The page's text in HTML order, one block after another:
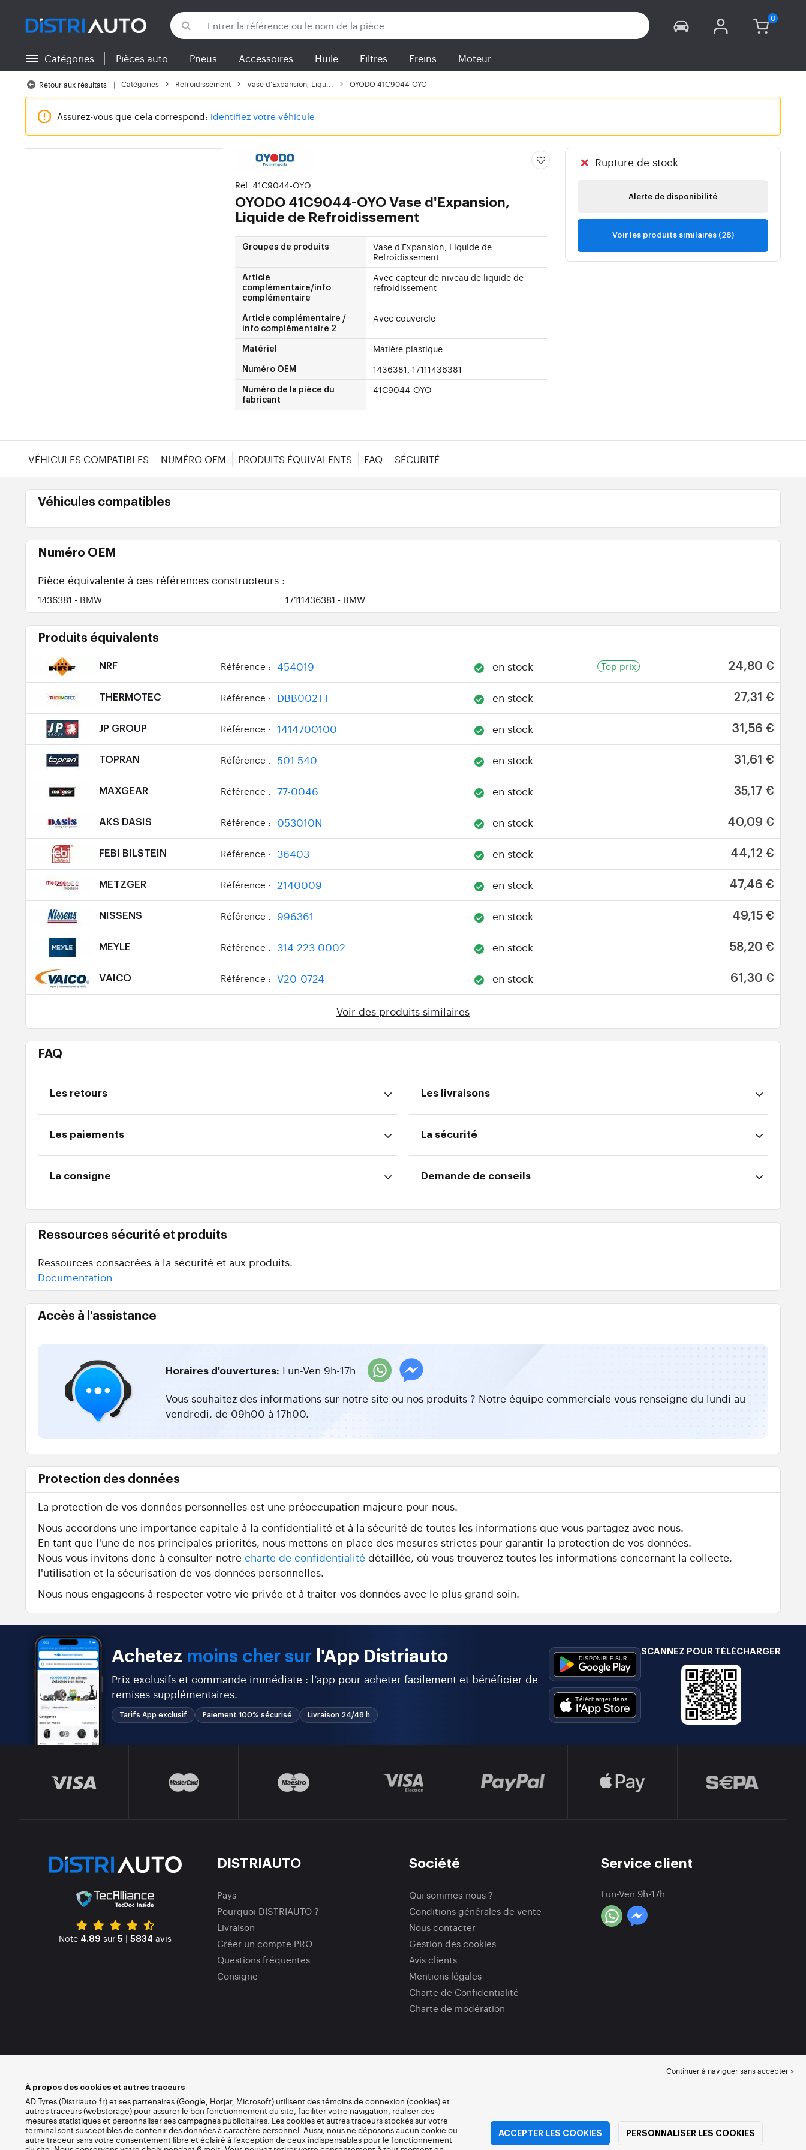
Retour aux catégories
Catégories Pièces auto Pneus Accessoires Huile Filtres Freins Moteur
Retour aux résultats Catégories Refroidissement Vase d'Expansion, Liqu... OYODO 41C9044-OYO
Assurez-vous que cela correspond: identifiez votre véhicule
Réf. 41C9044-OYO
OYODO 41C9044-OYO Vase d'Expansion,
Liquide de Refroidissement
Groupes de produits
Vase d'Expansion, Liquide de
Refroidissement
Article
complémentaire/info
complémentaire
Avec capteur de niveau de liquide de
refroidissement
Article complémentaire /
info complémentaire 2
Avec couvercle
Matériel Matière plastique
Numéro OEM 1436381, 17111436381
Numéro de la pièce du
fabricant
41C9044-OYO
Rupture de stock
Alerte de disponibilité
Voir les produits similaires (28)
VÉHICULES COMPATIBLES NUMÉRO OEM PRODUITS ÉQUIVALENTS FAQ SÉCURITÉ
Véhicules compatibles
Numéro OEM
Pièce équivalente à ces références constructeurs :
1436381 - BMW 17111436381 - BMW
Produits équivalents
NRF Référence : 454019 en stock Top prix 24,80 €
THERMOTEC Référence : DBB002TT en stock 27,31 €
JP GROUP Référence : 1414700100 en stock 31,56 €
TOPRAN Référence : 501 540 en stock 31,61 €
MAXGEAR Référence : 77-0046 en stock 35,17 €
AKS DASIS Référence : 053010N en stock 40,09 €
FEBI BILSTEIN Référence : 36403 en stock 44,12 €
METZGER Référence : 2140009 en stock 47,46 €
NISSENS Référence : 996361 en stock 49,15 €
MEYLE Référence : 314 223 0002 en stock 58,20 €
VAICO Référence : V20-0724 en stock 61,30 €
Voir des produits similaires
FAQ
Les retours
Les paiements
La consigne
Les livraisons
La sécurité
Demande de conseils
Ressources sécurité et produits
Ressources consacrées à la sécurité et aux produits.
Documentation
Accès à l'assistance
Horaires d'ouvertures: Lun-Ven 9h-17h
Vous souhaitez des informations sur notre site ou nos produits ? Notre équipe commerciale vous renseigne du lundi au
vendredi, de 09h00 à 17h00.
Protection des données
La protection de vos données personnelles est une préoccupation majeure pour nous.
Nous accordons une importance capitale à la confidentialité et à la sécurité de toutes les informations que vous partagez avec nous.
En tant que l'une de nos principales priorités, nous mettons en place des mesures strictes pour garantir la protection de vos données.
Nous vous invitons donc à consulter notre charte de confidentialité détaillée, où vous trouverez toutes les informations concernant la collecte,
l'utilisation et la sécurisation de vos données personnelles.
Nous nous engageons à respecter votre vie privée et à traiter vos données avec le plus grand soin.
Achetez moins cher sur l'App Distriauto
Prix exclusifs et commande immédiate : l’app pour acheter facilement et bénéficier de
remises supplémentaires.
Tarifs App exclusif Paiement 100% sécurisé Livraison 24/48 h
SCANNEZ POUR TÉLÉCHARGER
Note 4.89 sur 5 | 5834 avis
DISTRIAUTO
Pays
Pourquoi DISTRIAUTO ?
Livraison
Créer un compte PRO
Questions fréquentes
Consigne
Société
Qui sommes-nous ?
Conditions générales de vente
Nous contacter
Gestion des cookies
Avis clients
Mentions légales
Charte de Confidentialité
Charte de modération
Service client
Lun-Ven 9h-17h
Continuer à naviguer sans accepter >
À propos des cookies et autres traceurs
AD Tyres (Distriauto.fr) et ses partenaires (Google, Hotjar, Microsoft) utilisent des témoins de connexion (cookies) et
autres traceurs (webstorage) pour assurer le bon fonctionnement du site, faciliter votre navigation, réaliser des
mesures statistiques et personnaliser ses campagnes publicitaires. Les cookies et autres traceurs stockés sur votre
terminal sont susceptibles de contenir des données à caractère personnel. Aussi, nous ne déposons aucun cookie ou
autre traceur sans votre consentement libre et éclairé à l’exception de ceux indispensables pour le fonctionnement
ACCEPTER LES COOKIES PERSONNALISER LES COOKIES